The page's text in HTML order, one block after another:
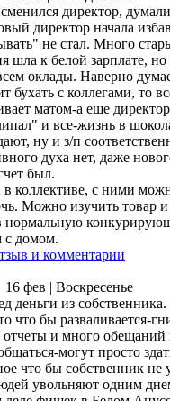
директор,
директор начала
не стал. Много
шла к белой зарплате, но
оклады. Наверно
с коллегами, то
матом-а еще
и все-жизнь в
ну и з/п
духа нет, даже
был.
коллективе, с ними
Можно изучить товар и
нормальную
с домом.
и комментарии
16 фев | Воскресенье
деньги из
что бы разваливается-
и много обещаний
могут просто
что бы собственник не
увольняют одним